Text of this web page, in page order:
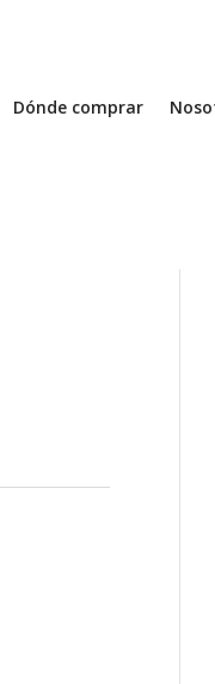
Dónde comprar